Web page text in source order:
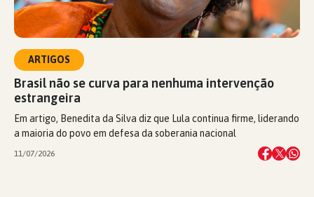
ARTIGOS
Brasil não se curva para nenhuma intervenção
estrangeira
Em artigo, Benedita da Silva diz que Lula continua firme, liderando
a maioria do povo em defesa da soberania nacional
11/07/2026